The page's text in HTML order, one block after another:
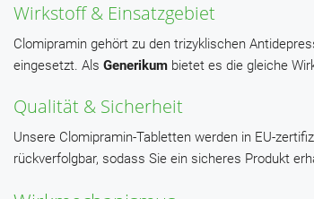
Wirkstoff & Einsatzgebiet
Clomipramin gehört zu den trizyklischen
eingesetzt. Als Generikum bietet es die gleiche
Qualität & Sicherheit
Unsere Clomipramin-Tabletten werden in EU-
rückverfolgbar, sodass Sie ein sicheres Produkt